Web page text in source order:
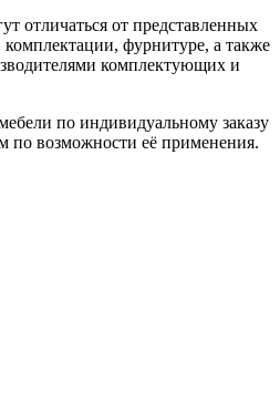
отличаться от представленных
комплектации, фурнитуре, а также
комплектующих и
по индивидуальному заказу
по возможности её применения.